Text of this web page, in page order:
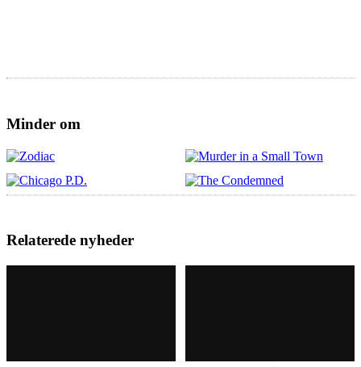
Minder om
Relaterede nyheder